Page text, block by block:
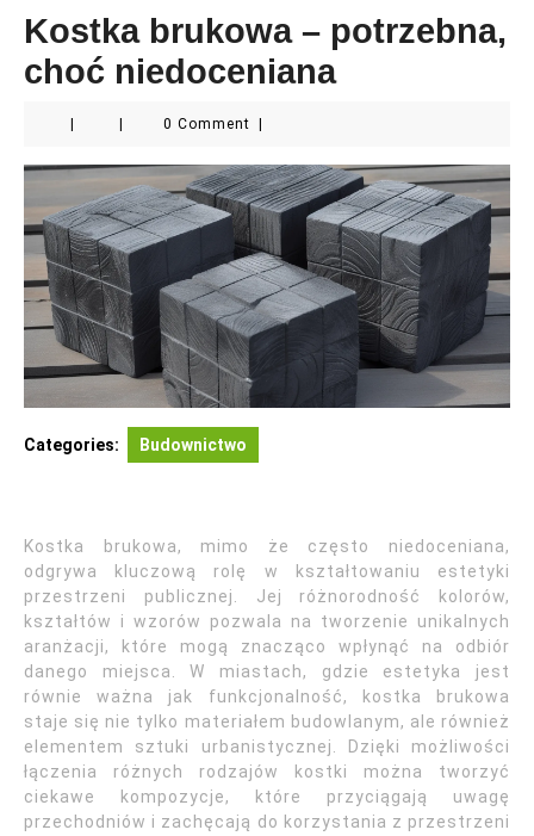
Kostka brukowa – potrzebna,
choć niedoceniana
0 Comment
Categories: Budownictwo
Kostka brukowa, mimo że często niedoceniana,
odgrywa kluczową rolę w kształtowaniu estetyki
przestrzeni publicznej. Jej różnorodność kolorów,
kształtów i wzorów pozwala na tworzenie unikalnych
aranżacji, które mogą znacząco wpłynąć na odbiór
danego miejsca. W miastach, gdzie estetyka jest
równie ważna jak funkcjonalność, kostka brukowa
staje się nie tylko materiałem budowlanym, ale również
elementem sztuki urbanistycznej. Dzięki możliwości
łączenia różnych rodzajów kostki można tworzyć
ciekawe kompozycje, które przyciągają uwagę
przechodniów i zachęcają do korzystania z przestrzeni